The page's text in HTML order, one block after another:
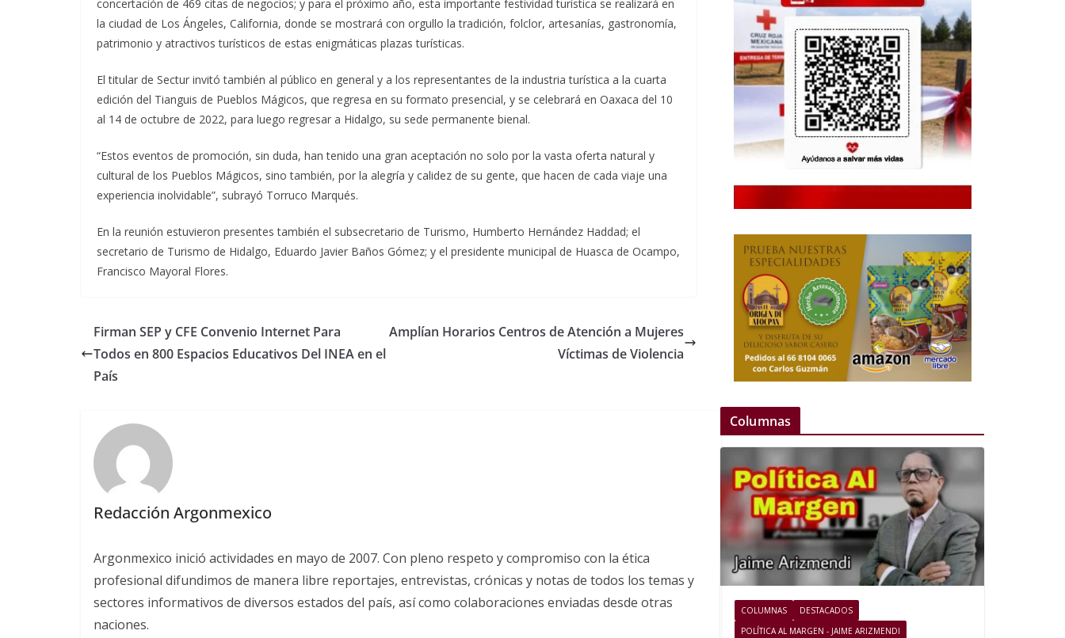
concertación de 469 citas de negocios; y para el próximo año, esta importante festividad turística se realizará en
la ciudad de Los Ángeles, California, donde se mostrará con orgullo la tradición, folclor, artesanías, gastronomía,
patrimonio y atractivos turísticos de estas enigmáticas plazas turísticas.
El titular de Sectur invitó también al público en general y a los representantes de la industria turística a la cuarta
edición del Tianguis de Pueblos Mágicos, que regresa en su formato presencial, y se celebrará en Oaxaca del 10
al 14 de octubre de 2022, para luego regresar a Hidalgo, su sede permanente bienal.
“Estos eventos de promoción, sin duda, han tenido una gran aceptación no solo por la vasta oferta natural y
cultural de los Pueblos Mágicos, sino también, por la alegría y calidez de su gente, que hacen de cada viaje una
experiencia inolvidable”, subrayó Torruco Marqués.
En la reunión estuvieron presentes también el subsecretario de Turismo, Humberto Hernández Haddad; el
secretario de Turismo de Hidalgo, Eduardo Javier Baños Gómez; y el presidente municipal de Huasca de Ocampo,
Francisco Mayoral Flores.
Firman SEP y CFE Convenio Internet Para
Todos en 800 Espacios Educativos Del INEA en el
País
Amplían Horarios Centros de Atención a Mujeres
Víctimas de Violencia
Redacción Argonmexico
Argonmexico inició actividades en mayo de 2007. Con pleno respeto y compromiso con la ética
profesional difundimos de manera libre reportajes, entrevistas, crónicas y notas de todos los temas y
sectores informativos de diversos estados del país, así como colaboraciones enviadas desde otras
naciones.
Columnas
COLUMNAS
DESTACADOS
POLÍTICA AL MARGEN - JAIME ARIZMENDI